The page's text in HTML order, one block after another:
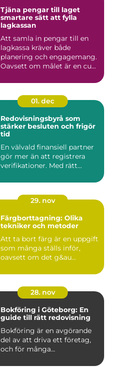
Tjäna pengar till laget
smartare sätt att fylla
lagkassan
Att samla in pengar till en
lagkassa kräver både
planering och engagemang.
Oavsett om målet är en cu...
01. dec
Redovisningsbyrå som
stärker besluten och frigör
tid
En välvald finansiell partner
gör mer än att registrera
verifikationer. Med rätt...
29. nov
Färgborttagning: Olika
tekniker och metoder
Att ta bort färg är en uppgift
som många ställs inför,
oavsett om det g&au...
28. nov
Bokföring i Göteborg: En
guide till rätt redovisning
Bokföring är en avgörande
del av att driva ett företag,
och för många...